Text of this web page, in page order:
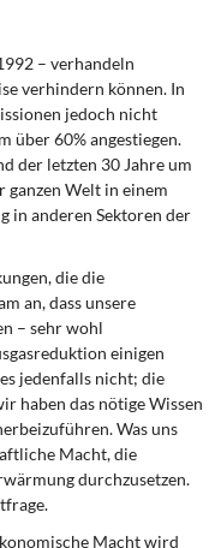
– verhandeln
verhindern können. In
jedoch nicht
über 60% angestiegen.
der letzten 30 Jahre um
ganzen Welt in einem
in anderen Sektoren der
die die
an, dass unsere
– sehr wohl
einigen
jedenfalls nicht; die
haben das nötige Wissen
Was uns
Macht, die
durchzusetzen.
Macht wird